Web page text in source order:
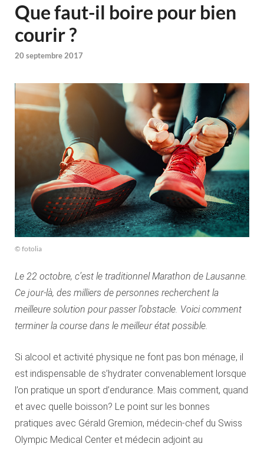
Que faut-il boire pour bien
courir ?
20 septembre 2017
© fotolia
Le 22 octobre, c’est le traditionnel Marathon de Lausanne.
Ce jour-là, des milliers de personnes recherchent la
meilleure solution pour passer l’obstacle. Voici comment
terminer la course dans le meilleur état possible.
Si alcool et activité physique ne font pas bon ménage, il
est indispensable de s’hydrater convenablement lorsque
l’on pratique un sport d’endurance. Mais comment, quand
et avec quelle boisson? Le point sur les bonnes
pratiques avec Gérald Gremion, médecin-chef du Swiss
Olympic Medical Center et médecin adjoint au